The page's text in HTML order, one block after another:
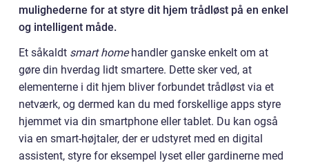
mulighederne for at styre dit hjem trådløst på en enkel
og intelligent måde.
Et såkaldt smart homehandler ganske enkelt om at
gøre din hverdag lidt smartere. Dette sker ved, at
elementerne i dit hjem bliver forbundet trådløst via et
netværk, og dermed kan du med forskellige apps styre
hjemmet via din smartphone eller tablet. Du kan også
via en smart-højtaler, der er udstyret med en digital
assistent, styre for eksempel lyset eller gardinerne med